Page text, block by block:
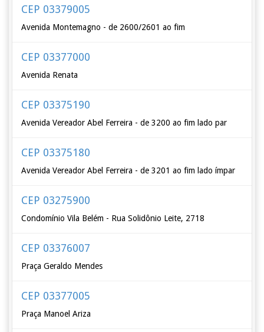
CEP 03379005
Avenida Montemagno - de 2600/2601 ao fim
CEP 03377000
Avenida Renata
CEP 03375190
Avenida Vereador Abel Ferreira - de 3200 ao fim lado par
CEP 03375180
Avenida Vereador Abel Ferreira - de 3201 ao fim lado ímpar
CEP 03275900
Condomínio Vila Belém - Rua Solidônio Leite, 2718
CEP 03376007
Praça Geraldo Mendes
CEP 03377005
Praça Manoel Ariza